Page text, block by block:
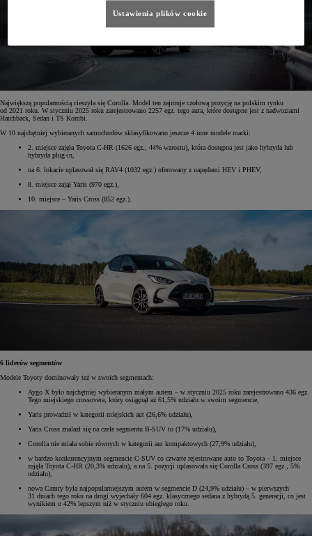
Największą popularnością cieszyła się Corolla. Model ten zajmuje czołową pozycję na polskim rynku
od 2021 roku. W styczniu 2025 roku zarejestrowano 2257 egz. tego auta, które dostępne jest z nadwoziami
Hatchback, Sedan i TS Kombi.
W 10 najchętniej wybieranych samochodów sklasyfikowano jeszcze 4 inne modele marki:
2. miejsce zajęła Toyota C-HR (1626 egz., 44% wzrostu), która dostępna jest jako hybryda lub
hybryda plug-in,
na 6. lokacie uplasował się RAV4 (1032 egz.) oferowany z napędami HEV i PHEV,
8. miejsce zajął Yaris (970 egz.),
10. miejsce – Yaris Cross (852 egz.).
6 liderów segmentów
Modele Toyoty dominowały też w swoich segmentach:
Aygo X było najchętniej wybieranym małym autem – w styczniu 2025 roku zarejestrowano 436 egz.
Tego miejskiego crossovera, który osiągnął aż 61,5% udziału w swoim segmencie,
Yaris prowadził w kategorii miejskich aut (26,6% udziału),
Yaris Cross znalazł się na czele segmentu B-SUV to (17% udziału),
Corolla nie miała sobie równych w kategorii aut kompaktowych (27,9% udziału),
w bardzo konkurencyjnym segmencie C-SUV co czwarte rejestrowane auto to Toyota – 1. miejsce
zajęła Toyota C-HR (20,3% udziału), a na 5. pozycji uplasowała się Corolla Cross (397 egz., 5%
udziału),
nowa Camry była najpopularniejszym autem w segmencie D (24,9% udziału) – w pierwszych
31 dniach tego roku na drogi wyjechały 604 egz. klasycznego sedana z hybrydą 5. generacji, co jest
wynikiem o 42% lepszym niż w styczniu ubiegłego roku.
Ustawienia plików cookie